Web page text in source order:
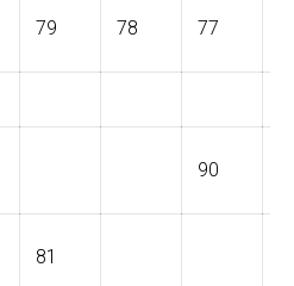
79 78 77
90
81